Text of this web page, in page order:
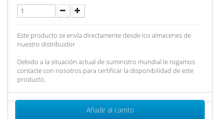
Este producto se envía directamente desde los almacenes de
nuestro distribuidor
Debido a la situación actual de suministro mundial le rogamos
contacte con nosotros para certificar la disponibilidad de este
producto.
Añadir al carrito